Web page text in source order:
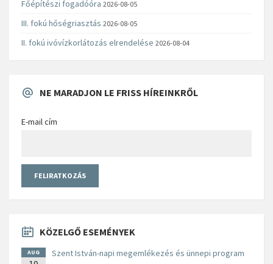
Főépítészi fogadóóra 2026-08-05
III. fokú hőségriasztás 2026-08-05
II. fokú ivóvízkorlátozás elrendelése 2026-08-04
NE MARADJON LE FRISS HÍREINKRŐL
E-mail cím
KÖZELGŐ ESEMÉNYEK
AUG Szent István-napi megemlékezés és ünnepi program